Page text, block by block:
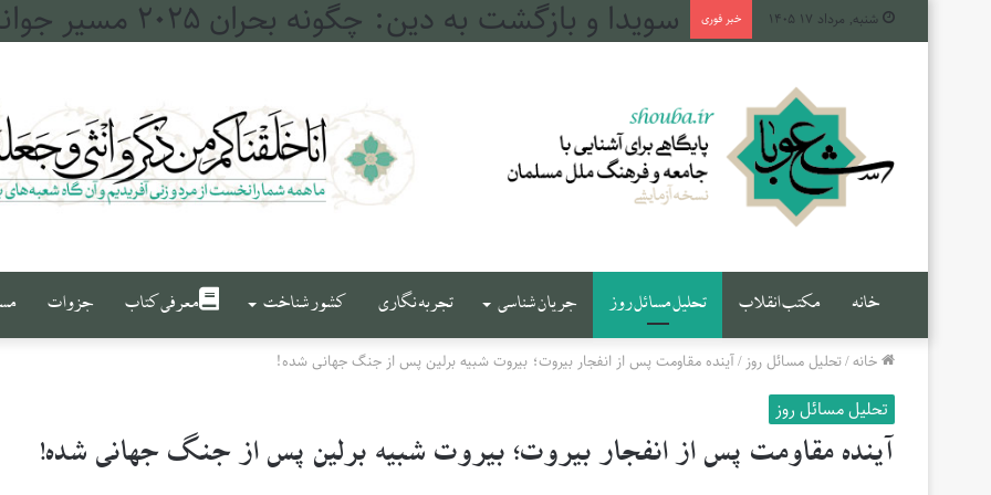
شنبه, مرداد ۱۷ ۱۴۰۵ خبر فوری طهران، میان دجله و فرات
خانه مکتب انقلاب تحلیل مسائل روز جریان شناسی تجربه نگاری کشور شناخت معرفی کتاب جزوات
خانه/تحلیل مسائل روز /آینده مقاومت پس از انفجار بیروت؛ بیروت شبیه برلین پس از جنگ جهانی شده!
تحلیل مسائل روز
آینده مقاومت پس از انفجار بیروت؛ بیروت شبیه برلین پس از جنگ جهانی شده!